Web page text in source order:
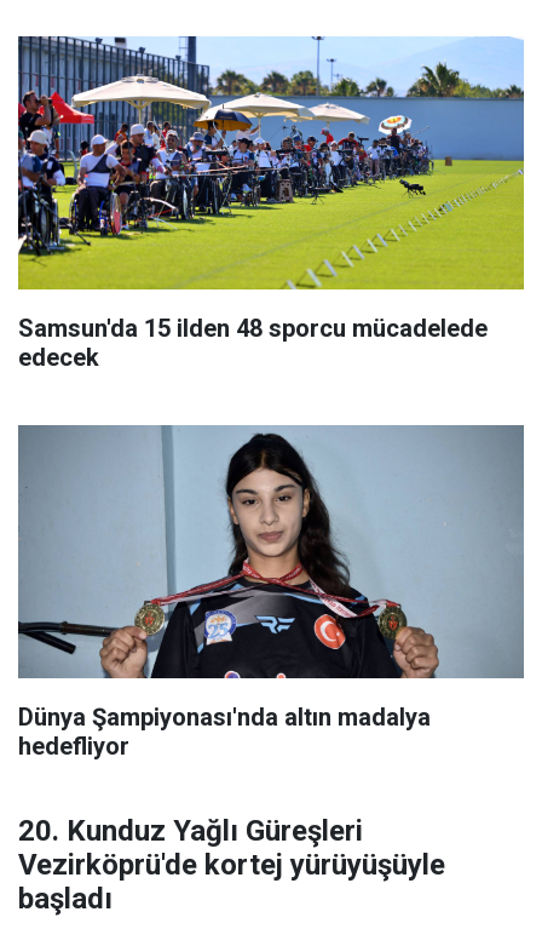
Samsun'da 15 ilden 48 sporcu mücadelede
edecek
Dünya Şampiyonası'nda altın madalya
hedefliyor
20. Kunduz Yağlı Güreşleri
Vezirköprü'de kortej yürüyüşüyle
başladı